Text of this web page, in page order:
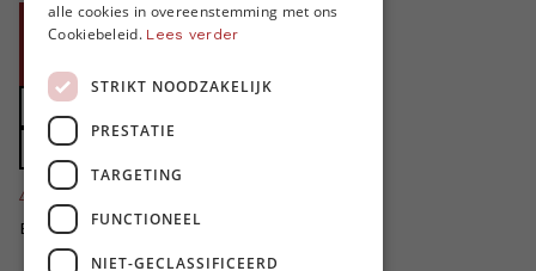
Doe een gift
Zet MO* in uw testament
4424
Bedankt voor jullie steun!
alle cookies in overeenstemming met ons
Cookiebeleid. Lees verder
STRIKT NOODZAKELIJK
PRESTATIE
TARGETING
FUNCTIONEEL
NIET-GECLASSIFICEERD